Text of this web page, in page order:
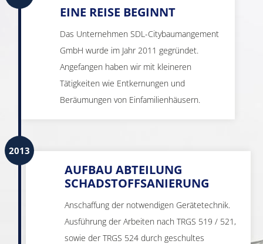
EINE REISE BEGINNT
Das Unternehmen SDL-Citybaumangement
GmbH wurde im Jahr 2011 gegründet.
Angefangen haben wir mit kleineren
Tätigkeiten wie Entkernungen und
Beräumungen von Einfamilienhäusern.
2013
AUFBAU ABTEILUNG
SCHADSTOFFSANIERUNG
Anschaffung der notwendigen Gerätetechnik.
Ausführung der Arbeiten nach TRGS 519 / 521,
sowie der TRGS 524 durch geschultes